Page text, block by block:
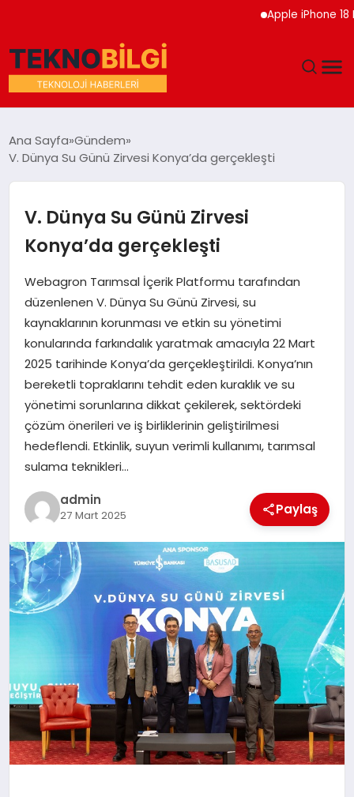
Apple iPhone 18 Pro
DÜNYA
EĞITIM
EKONOMI
MAGAZIN
SAĞLIK
SIYASET
SPOR
TEKNOLOJI
YAŞAM
Ana Sayfa Gündem
V. Dünya Su Günü Zirvesi Konya’da gerçekleşti
V. Dünya Su Günü Zirvesi
Konya’da gerçekleşti
Webagron Tarımsal İçerik Platformu tarafından
düzenlenen V. Dünya Su Günü Zirvesi, su
kaynaklarının korunması ve etkin su yönetimi
konularında farkındalık yaratmak amacıyla 22 Mart
2025 tarihinde Konya’da gerçekleştirildi. Konya’nın
bereketli topraklarını tehdit eden kuraklık ve su
yönetimi sorunlarına dikkat çekilerek, sektördeki
çözüm önerileri ve iş birliklerinin geliştirilmesi
hedeflendi. Etkinlik, suyun verimli kullanımı, tarımsal
sulama teknikleri…
admin
27 Mart 2025 Paylaş